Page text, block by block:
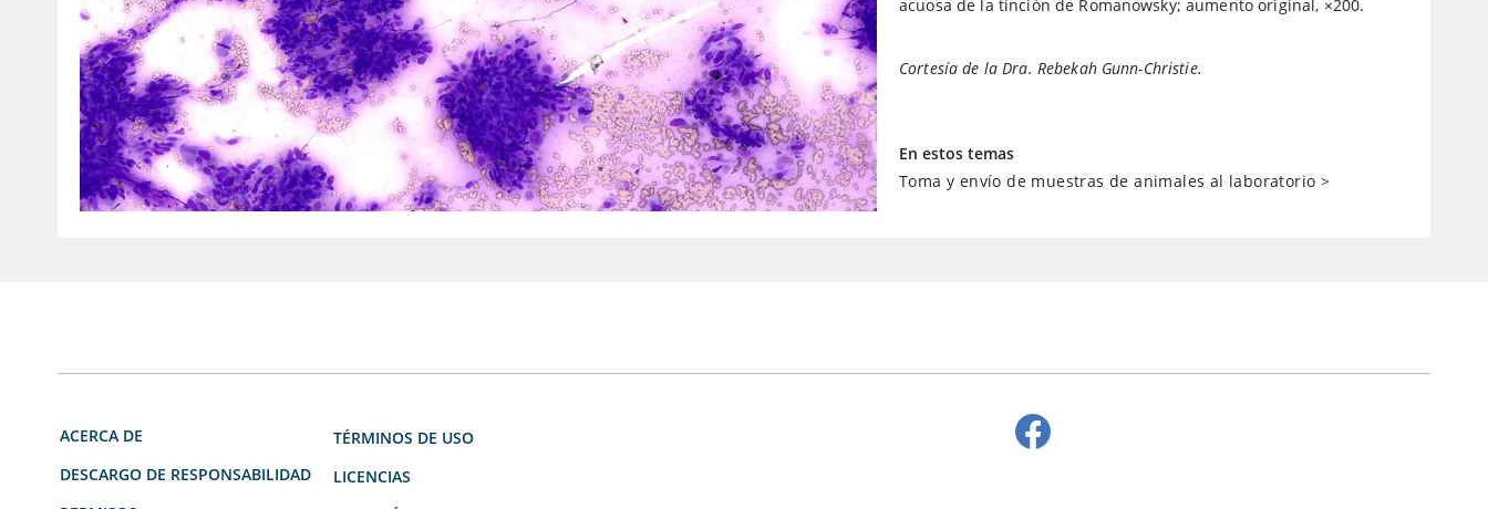
acuosa de la tinción de Romanowsky; aumento original, ×200.
Cortesía de la Dra. Rebekah Gunn-Christie.
En estos temas
Toma y envío de muestras de animales al laboratorio >
ACERCA DE
DESCARGO DE RESPONSABILIDAD
TÉRMINOS DE USO
LICENCIAS